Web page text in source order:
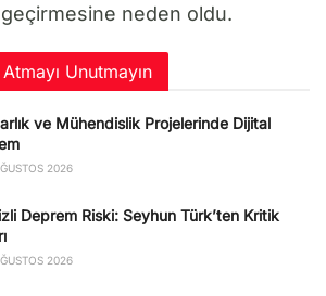
neden oldu.
Unutmayın
ve Mühendislik Projelerinde Dijital
2026
Deprem Riski: Seyhun Türk’ten Kritik
2026